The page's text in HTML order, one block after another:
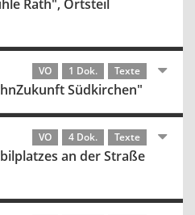
Rath", Ortsteil
VO 1 Dok. Texte
Südkirchen"
VO 4 Dok. Texte
an der Straße